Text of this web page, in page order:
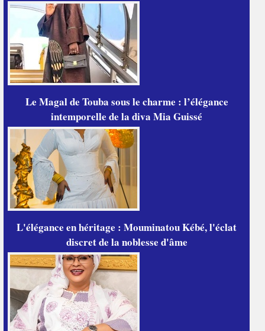
Le Magal de Touba sous le charme : l’élégance
intemporelle de la diva Mia Guissé
L'élégance en héritage : Mouminatou Kébé, l'éclat
discret de la noblesse d'âme